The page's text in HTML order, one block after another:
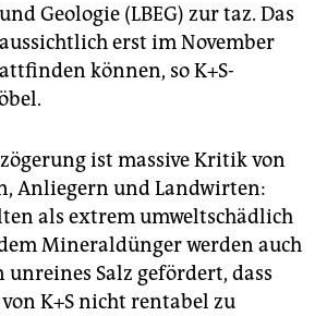
Geologie (LBEG) zur taz. Das
erst im November
können, so K+S-
ist massive Kritik von
Anliegern und Landwirten:
als extrem umweltschädlich
Mineraldünger werden auch
Salz gefördert, dass
K+S nicht rentabel zu